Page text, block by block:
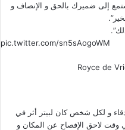
إلى ضميرك بالحق و الإنصاف و
pic.twitter.com/sn5sAogoWM
و لكل شخص كان لبيتر أثر في
وقت لاحق الإفصاح عن المكان و